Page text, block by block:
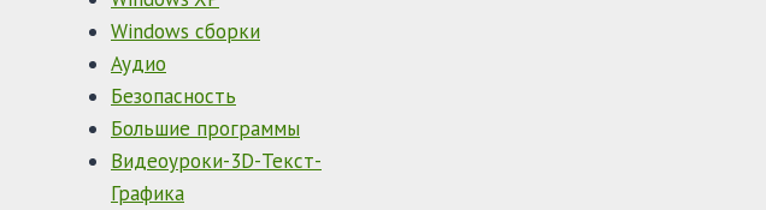
Windows сборки
Аудио
Безопасность
Большие программы
Видеоуроки-3D-Текст-
Графика